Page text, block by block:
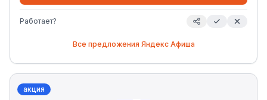
Работает?
Все предложения Яндекс Афиша
акция